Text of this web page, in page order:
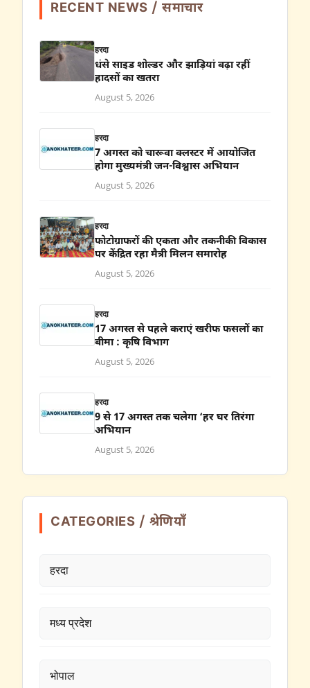
RECENT NEWS / समाचार
हरदा
धंसे साइड शोल्डर और झाड़ियां बढ़ा रहीं
हादसों का खतरा
August 5, 2026
हरदा
7 अगस्त को चारूवा क्लस्टर में आयोजित
होगा मुख्यमंत्री जन-विश्वास अभियान
August 5, 2026
हरदा
फोटोग्राफरों की एकता और तकनीकी विकास
पर केंद्रित रहा मैत्री मिलन समारोह
August 5, 2026
हरदा
17 अगस्त से पहले कराएं खरीफ फसलों का
बीमा : कृषि विभाग
August 5, 2026
हरदा
9 से 17 अगस्त तक चलेगा ‘हर घर तिरंगा
अभियान
August 5, 2026
CATEGORIES / श्रेणियाँ
हरदा
मध्य प्रदेश
भोपाल